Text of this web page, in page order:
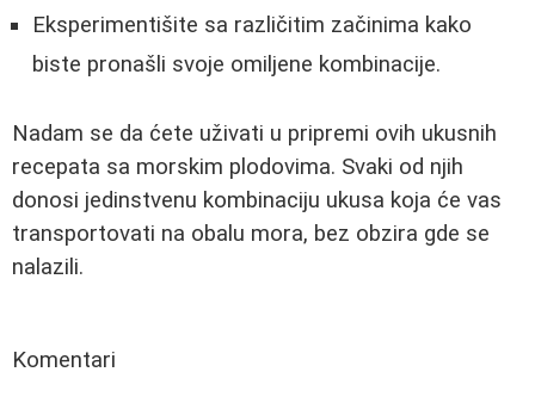
Eksperimentišite sa različitim začinima kako
biste pronašli svoje omiljene kombinacije.
Nadam se da ćete uživati u pripremi ovih ukusnih
recepata sa morskim plodovima. Svaki od njih
donosi jedinstvenu kombinaciju ukusa koja će vas
transportovati na obalu mora, bez obzira gde se
nalazili.
Komentari